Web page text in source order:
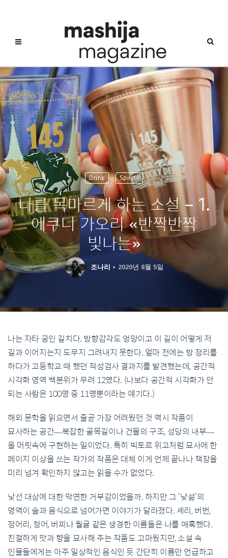
Drink Spirits
나를 목마르게 하는 소설 – 1.
에쿠니 가오리 «반짝반짝
빛나는»
조나리 2020년 8월 5일
나는 자타 공인 길치다. 방향감각도 엉망이고 이 길이 어떻게 저
길과 이어지는지 도무지 그려내지 못한다. 얼마 전에는 방 정리를
하다가 고등학교 때 했던 적성검사 결과지를 발견했는데, 공간적
시각화 영역 백분위가 무려 12였다. (나보다 공간적 시각화가 안
되는 사람은 100명 중 11명뿐이라는 얘기다.)
해외 문학을 읽으면서 줄곧 가장 어려웠던 것 역시 작품이
묘사하는 공간—복잡한 골목길이나 건물의 구조, 성당의 내부—
을 머릿속에 구현하는 일이었다. 특히 빅토르 위고처럼 묘사에 한
페이지 이상을 쓰는 작가의 작품은 대체 이게 언제 끝나나 책장을
미리 넘겨 확인하지 않고는 읽을 수가 없었다.
낯선 대상에 대한 막연한 거부감이었을까. 하지만 그 ‘낯섦’의
영역이 술과 음식으로 넘어가면 이야기가 달라졌다. 셰리, 버번,
정어리, 청어, 버찌나 월귤 같은 생경한 이름들은 나를 매혹했다.
친절하게 맛과 향을 묘사해 주는 작품도 고마웠지만, 소설 속
인물들에게는 아주 일상적인 음식인 듯 간단히 이름만 언급하고